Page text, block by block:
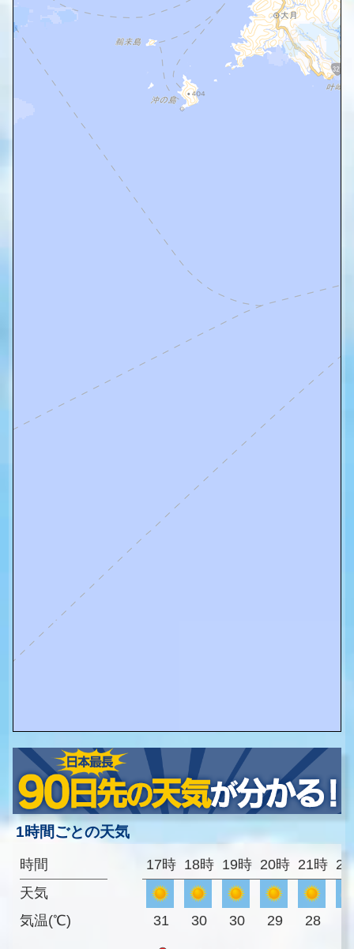
1時間ごとの天気
時間
天気
気温(℃)
17時 18時 19時 20時 21時
31 30 30 29 28